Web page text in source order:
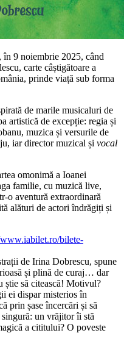
9 noiembrie 2025, când
carte câștigătoare a
prinde viață sub forma
de marile musicaluri de
artistică de excepție: regia și
muzica și versurile de
iar director muzical și vocal
omonimă a Ioanei
familie, cu muzică live,
o aventură extraordinară
alături de actori îndrăgiți și
bilete-
de Irina Dobrescu, spune
și plină de curaj… dar
știe să citească! Motivul?
ei dispar misterios în
prin șase încercări și să
un vrăjitor îi stă
a cititului? O poveste